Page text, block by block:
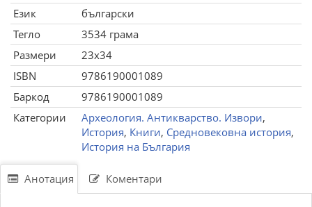
Език
български
Тегло
3534 грама
Размери
23x34
ISBN
9786190001089
Баркод
9786190001089
Категории
Археология. Антикварство. Извори,
История, Книги, Средновековна история,
История на България
Анотация Коментари